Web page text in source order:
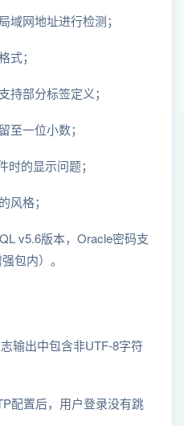
域网地址进行检测；
式；
持部分标签定义；
至一位小数；
的显示问题；
风格；
v5.6版本，Oracle密码支
包内）。
输出中包含非UTF-8字符
配置后，用户登录没有跳